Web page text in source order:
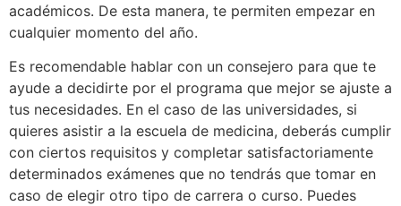
académicos. De esta manera, te permiten empezar en
cualquier momento del año.
Es recomendable hablar con un consejero para que te
ayude a decidirte por el programa que mejor se ajuste a
tus necesidades. En el caso de las universidades, si
quieres asistir a la escuela de medicina, deberás cumplir
con ciertos requisitos y completar satisfactoriamente
determinados exámenes que no tendrás que tomar en
caso de elegir otro tipo de carrera o curso. Puedes